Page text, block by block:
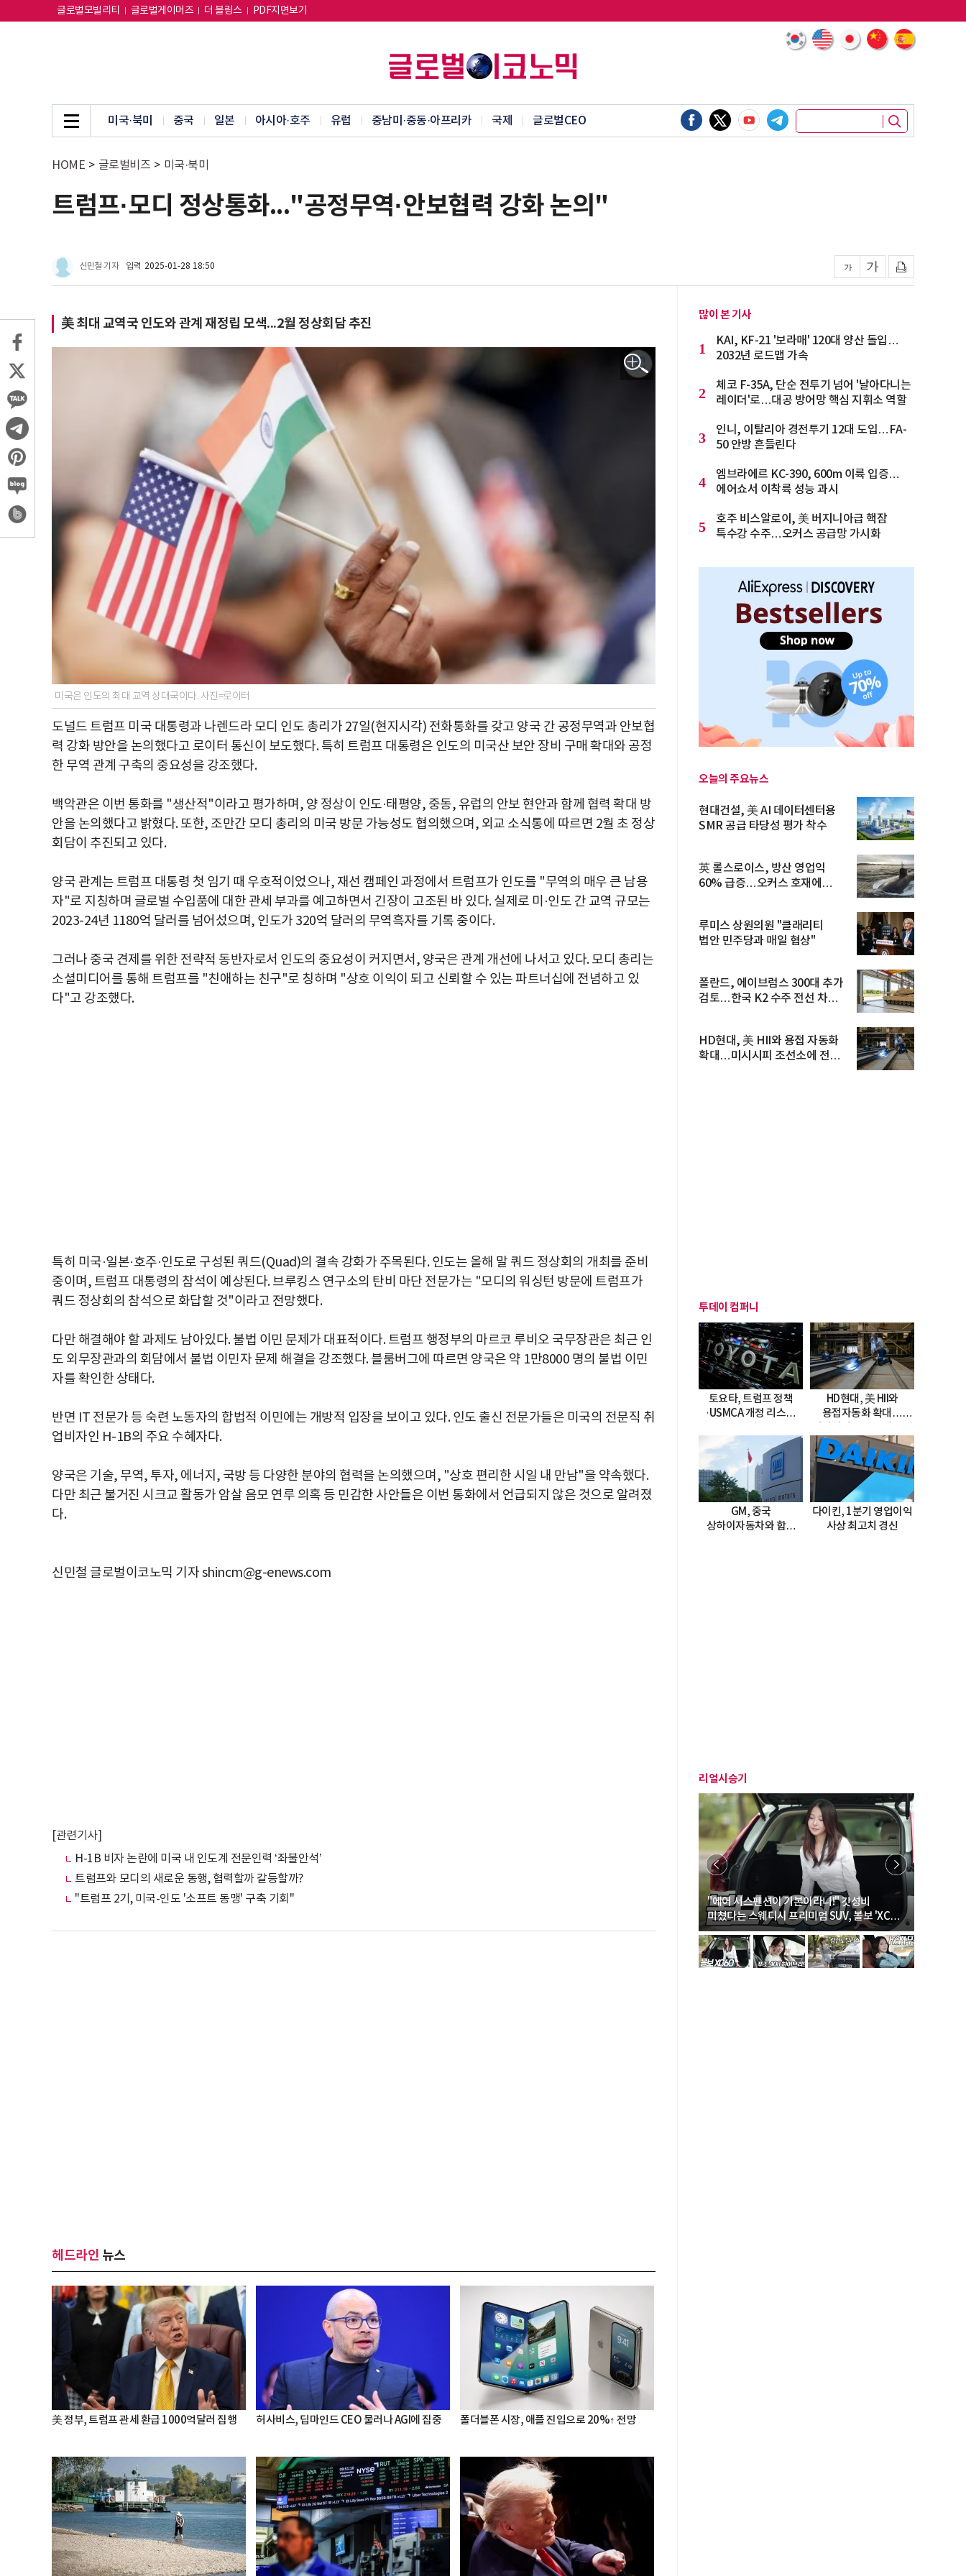
글로벌모빌리티 글로벌게이머즈 더 블링스 PDF지면보기
미국·북미 중국 일본 아시아·호주 유럽 중남미·중동·아프리카 국제 글로벌CEO
HOME > 글로벌비즈 > 미국·북미
트럼프·모디 정상통화..."공정무역·안보협력 강화 논의"
신민철 기자 입력 2025-01-28 18:50
美 최대 교역국 인도와 관계 재정립 모색...2월 정상회담 추진
미국은 인도의 최대 교역 상대국이다. 사진=로이터
도널드 트럼프 미국 대통령과 나렌드라 모디 인도 총리가 27일(현지시각) 전화통화를 갖고 양국 간 공정무역과 안보협
력 강화 방안을 논의했다고 로이터 통신이 보도했다. 특히 트럼프 대통령은 인도의 미국산 보안 장비 구매 확대와 공정
한 무역 관계 구축의 중요성을 강조했다.
백악관은 이번 통화를 "생산적"이라고 평가하며, 양 정상이 인도·태평양, 중동, 유럽의 안보 현안과 함께 협력 확대 방
안을 논의했다고 밝혔다. 또한, 조만간 모디 총리의 미국 방문 가능성도 협의했으며, 외교 소식통에 따르면 2월 초 정상
회담이 추진되고 있다.
양국 관계는 트럼프 대통령 첫 임기 때 우호적이었으나, 재선 캠페인 과정에서 트럼프가 인도를 "무역의 매우 큰 남용
자"로 지칭하며 글로벌 수입품에 대한 관세 부과를 예고하면서 긴장이 고조된 바 있다. 실제로 미·인도 간 교역 규모는
2023-24년 1180억 달러를 넘어섰으며, 인도가 320억 달러의 무역흑자를 기록 중이다.
그러나 중국 견제를 위한 전략적 동반자로서 인도의 중요성이 커지면서, 양국은 관계 개선에 나서고 있다. 모디 총리는
소셜미디어를 통해 트럼프를 "친애하는 친구"로 칭하며 "상호 이익이 되고 신뢰할 수 있는 파트너십에 전념하고 있
다"고 강조했다.
특히 미국·일본·호주·인도로 구성된 쿼드(Quad)의 결속 강화가 주목된다. 인도는 올해 말 쿼드 정상회의 개최를 준비
중이며, 트럼프 대통령의 참석이 예상된다. 브루킹스 연구소의 탄비 마단 전문가는 "모디의 워싱턴 방문에 트럼프가
쿼드 정상회의 참석으로 화답할 것"이라고 전망했다.
다만 해결해야 할 과제도 남아있다. 불법 이민 문제가 대표적이다. 트럼프 행정부의 마르코 루비오 국무장관은 최근 인
도 외무장관과의 회담에서 불법 이민자 문제 해결을 강조했다. 블룸버그에 따르면 양국은 약 1만8000 명의 불법 이민
자를 확인한 상태다.
반면 IT 전문가 등 숙련 노동자의 합법적 이민에는 개방적 입장을 보이고 있다. 인도 출신 전문가들은 미국의 전문직 취
업비자인 H-1B의 주요 수혜자다.
양국은 기술, 무역, 투자, 에너지, 국방 등 다양한 분야의 협력을 논의했으며, "상호 편리한 시일 내 만남"을 약속했다.
다만 최근 불거진 시크교 활동가 암살 음모 연루 의혹 등 민감한 사안들은 이번 통화에서 언급되지 않은 것으로 알려졌
다.
신민철 글로벌이코노믹 기자 shincm@g-enews.com
[관련기사]
H-1B 비자 논란에 미국 내 인도계 전문인력 ‘좌불안석’
트럼프와 모디의 새로운 동행, 협력할까 갈등할까?
"트럼프 2기, 미국-인도 '소프트 동맹' 구축 기회"
헤드라인 뉴스
美 정부, 트럼프 관세 환급 1000억달러 집행 허사비스, 딥마인드 CEO 물러나 AGI에 집중 폴더블폰 시장, 애플 진입으로 20%↑ 전망
많이 본 기사
1
KAI, KF-21 '보라매' 120대 양산 돌입…
2032년 로드맵 가속
2
체코 F-35A, 단순 전투기 넘어 '날아다니는
레이더'로…대공 방어망 핵심 지휘소 역할
3
인니, 이탈리아 경전투기 12대 도입…FA-
50 안방 흔들린다
4
엠브라에르 KC-390, 600m 이륙 입증…
에어쇼서 이착륙 성능 과시
5
호주 비스알로이, 美 버지니아급 핵잠
특수강 수주…오커스 공급망 가시화
오늘의 주요뉴스
현대건설, 美 AI 데이터센터용
SMR 공급 타당성 평가 착수
英 롤스로이스, 방산 영업익
60% 급증…오커스 호재에
루미스 상원의원 "클래리티
법안 민주당과 매일 협상"
폴란드, 에이브럼스 300대 추가
검토…한국 K2 수주 전선 차질
HD현대, 美 HII와 용접 자동화
확대…미시시피 조선소에 전격
투데이 컴퍼니
토요타, 트럼프 정책
·USMCA 개정 리스크
HD현대, 美 HII와
용접자동화 확대…
도입
GM, 중국
상하이자동차와 합작
다이킨, 1분기 영업이익
사상 최고치 경신
리얼시승기
"에어 서스펜션이 기본이라니!" 갓성비
미쳤다는 스웨디시 프리미엄 SUV, 볼보 'XC60
B5 울트라'